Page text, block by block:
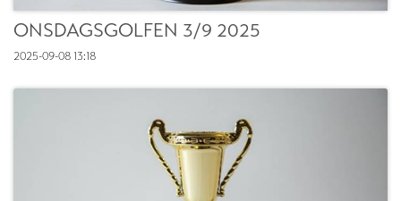
ONSDAGSGOLFEN 3/9 2025
2025-09-08 13:18